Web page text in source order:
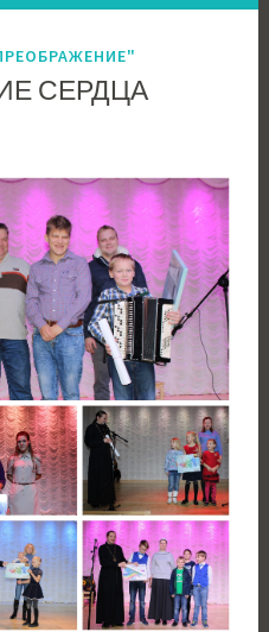
СЕРДЦА